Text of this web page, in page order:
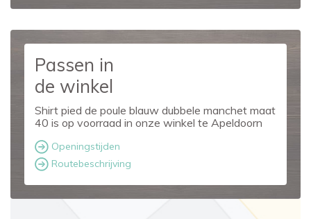
Passen in
de winkel
Shirt pied de poule blauw dubbele manchet maat
40 is op voorraad in onze winkel te Apeldoorn
Openingstijden
Routebeschrijving